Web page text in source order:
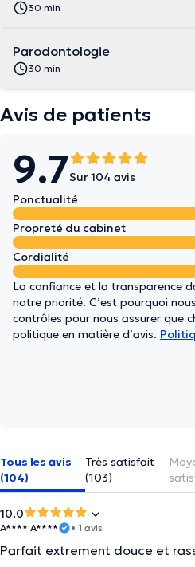
30 min
Parodontologie
30 min
Avis de patients
9.7Sur 104 avis
Ponctualité
Propreté du cabinet
Cordialité
La confiance et la transparence
notre priorité. C’est pourquoi
contrôles pour nous assurer que
politique en matière d’avis.
Tous les avis
(104)
Très satisfait
(103)
10.0
A**** A**** • 1 avis
Parfait extrement douce et